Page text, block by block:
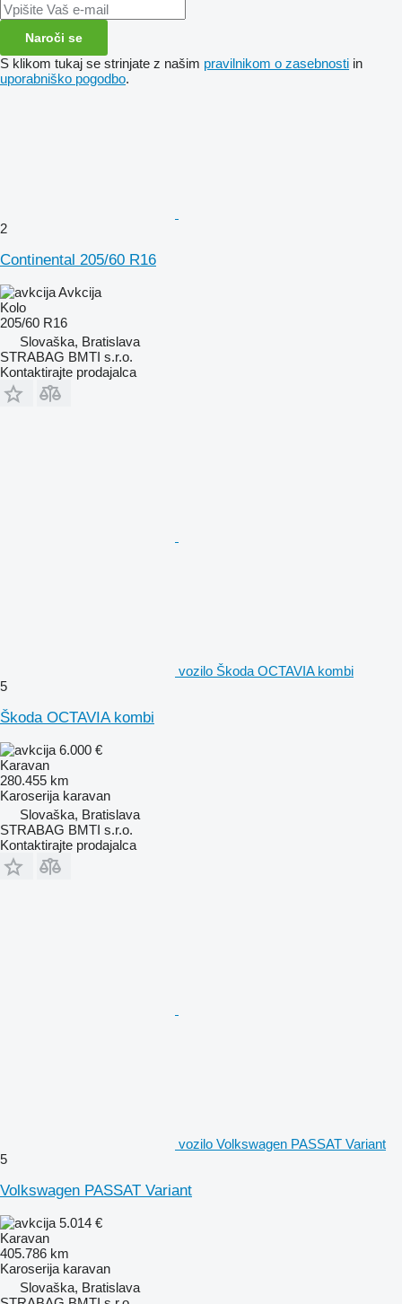
Naroči se
S klikom tukaj se strinjate z našim pravilnikom o zasebnosti in
uporabniško pogodbo.
2
Continental 205/60 R16
Avkcija
Kolo
205/60 R16
Slovaška, Bratislava
STRABAG BMTI s.r.o.
Kontaktirajte prodajalca
vozilo Škoda OCTAVIA kombi
5
Škoda OCTAVIA kombi
6.000 €
Karavan
280.455 km
Karoserija karavan
Slovaška, Bratislava
STRABAG BMTI s.r.o.
Kontaktirajte prodajalca
vozilo Volkswagen PASSAT Variant
5
Volkswagen PASSAT Variant
5.014 €
Karavan
405.786 km
Karoserija karavan
Slovaška, Bratislava